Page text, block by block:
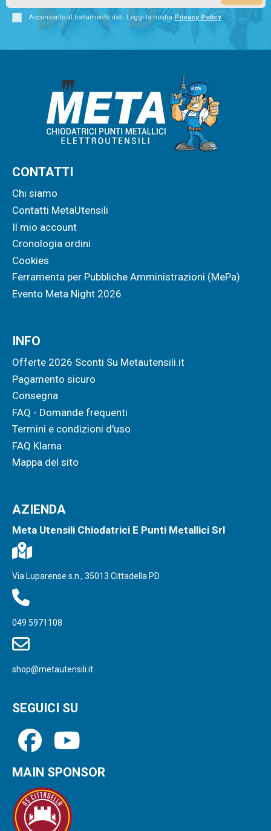
Acconsento al trattamento dati. Leggi la nostraPrivacy Policy
CONTATTI
Chi siamo
Contatti MetaUtensili
Il mio account
Cronologia ordini
Cookies
Ferramenta per Pubbliche Amministrazioni (MePa)
Evento Meta Night 2026
INFO
Offerte 2026 Sconti Su Metautensili.it
Pagamento sicuro
Consegna
FAQ - Domande frequenti
Termini e condizioni d'uso
FAQ Klarna
Mappa del sito
AZIENDA
Meta Utensili Chiodatrici E Punti Metallici Srl
Via Luparense s.n., 35013 Cittadella PD
049 5971108
shop@metautensili.it
SEGUICI SU
MAIN SPONSOR